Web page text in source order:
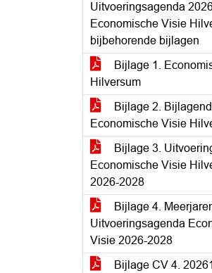
Uitvoeringsagenda
Economische Visie
bijbehorende bijlagen
Bijlage 1.
Hilversum
Bijlage 2.
Economische Visie
Bijlage 3.
Economische Visie
2026-2028
Bijlage 4.
Uitvoeringsagenda
Visie 2026-2028
Bijlage CV 4.